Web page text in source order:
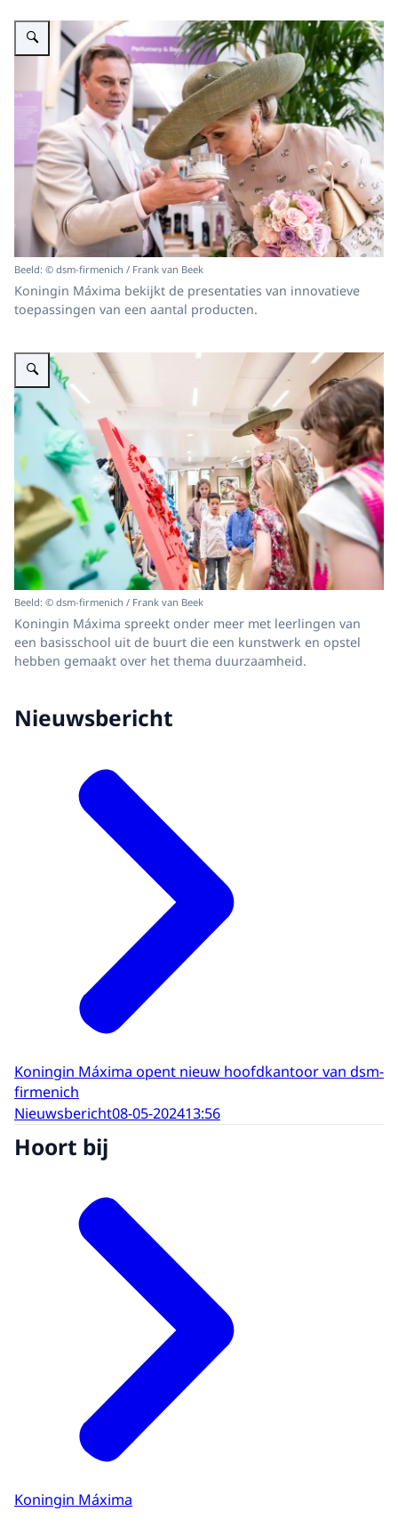
Vergroot afbeelding Koningin Máxima opent hoofdkantoor dsm-firmenich
Beeld: © dsm-firmenich / Frank van Beek
Koningin Máxima bekijkt de presentaties van innovatieve
toepassingen van een aantal producten.
Vergroot afbeelding Koningin Máxima opent hoofdkantoor dsm-firmenich
Beeld: © dsm-firmenich / Frank van Beek
Koningin Máxima spreekt onder meer met leerlingen van
een basisschool uit de buurt die een kunstwerk en opstel
hebben gemaakt over het thema duurzaamheid.
Nieuwsbericht
Koningin Máxima opent nieuw hoofdkantoor van dsm-
firmenich
Nieuwsbericht08-05-202413:56
Hoort bij
Koningin Máxima